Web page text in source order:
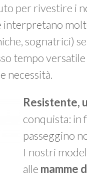
per rivestire i
interpretano
sognatrici)
tempo
necessità.
Resistente,
conquista: in
passeggino
I nostri
alle mamme